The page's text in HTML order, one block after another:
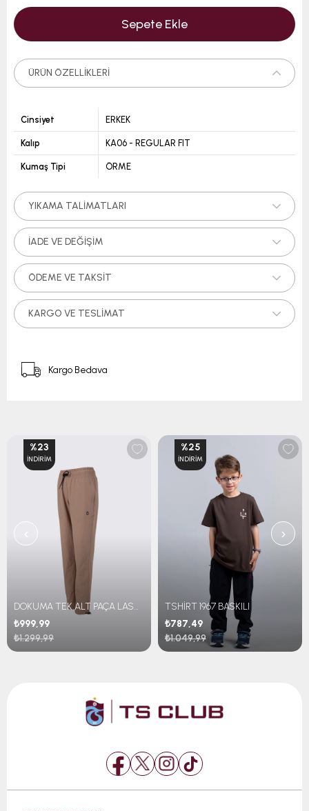
ÜRÜN ÖZELLIKLERI
Cinsiyet ERKEK
Kalıp KA06 - REGULAR FIT
Kumaş Tipi ÖRME
YIKAMA TALIMATLARI
İADE VE DEĞIŞIM
ÖDEME VE TAKSIT
KARGO VE TESLIMAT
Kargo Bedava
DOKUMA TEK ALT PAÇA LASTİKLİ
₺999,99
₺1.299,99
%23
İNDIRIM
TSHİRT 1967 BASKILI
₺787,49
₺1.049,99
%25
İNDIRIM
‹ ›